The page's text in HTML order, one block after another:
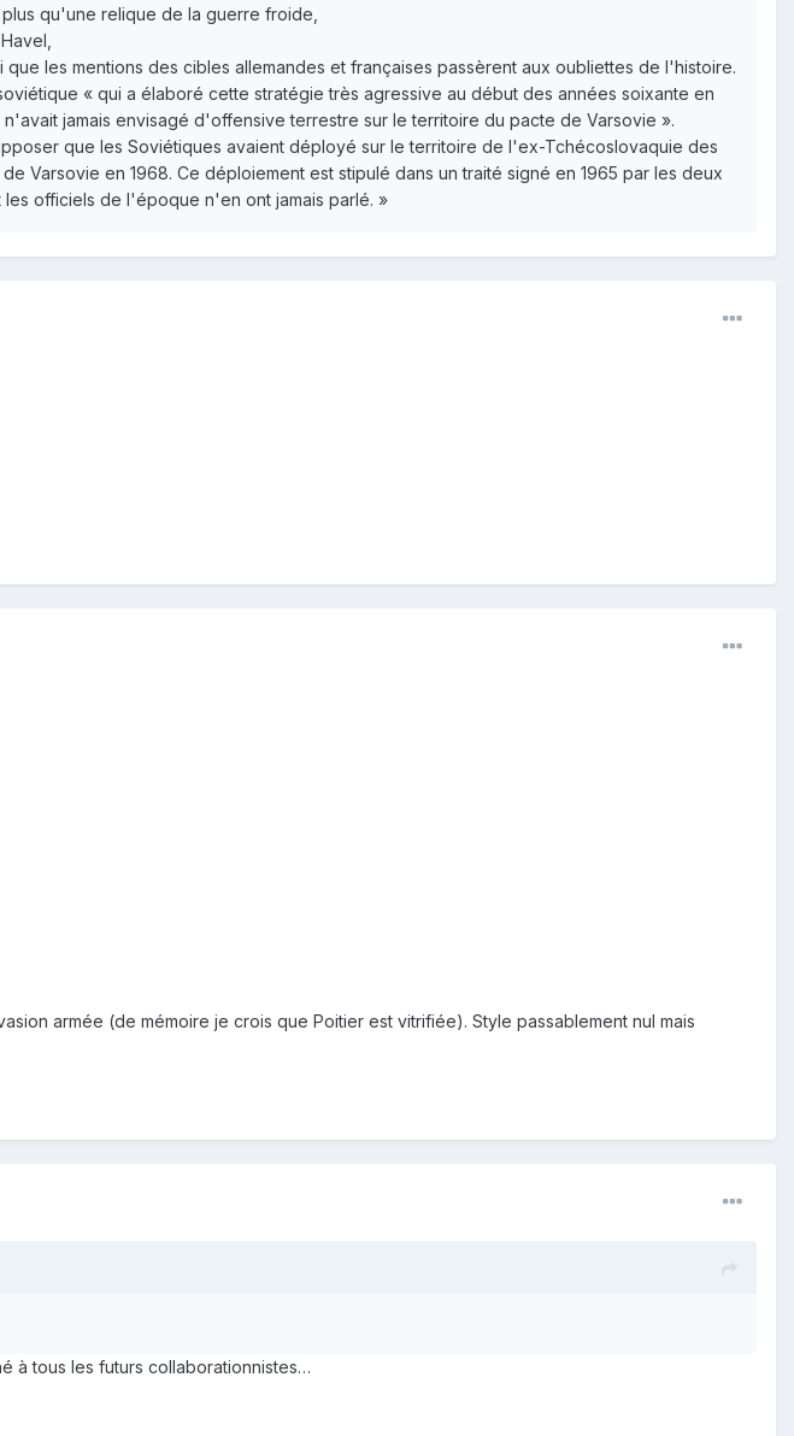
qu'une relique de la guerre froide,
les mentions des cibles allemandes et françaises passèrent aux oubliettes de l'histoire.
« qui a élaboré cette stratégie très agressive au début des années soixante en
jamais envisagé d'offensive terrestre sur le territoire du pacte de Varsovie ».
que les Soviétiques avaient déployé sur le territoire de l'ex-Tchécoslovaquie des
Varsovie en 1968. Ce déploiement est stipulé dans un traité signé en 1965 par les deux
officiels de l'époque n'en ont jamais parlé. »
armée (de mémoire je crois que Poitier est vitrifiée). Style passablement nul mais
à tous les futurs collaborationnistes…